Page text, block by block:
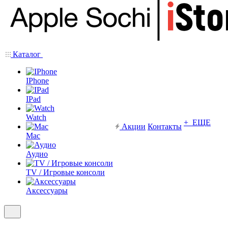
Каталог
IPhone
IPad
Watch
Mac
Аудио
TV / Игровые консоли
Аксессуары
Акции Контакты + ЕЩЕ